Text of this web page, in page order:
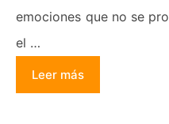
emociones que no se
el …
Leer más